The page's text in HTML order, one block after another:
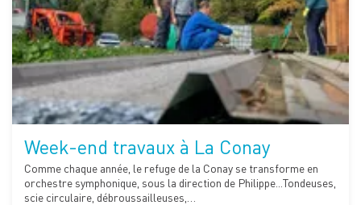
Week-end travaux à La Conay
Comme chaque année, le refuge de la Conay se transforme en
orchestre symphonique, sous la direction de Philippe...Tondeuses,
scie circulaire, débroussailleuses,…